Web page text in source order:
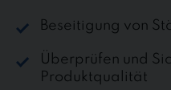
Beseitigung von
Überprüfen und
Produktqualität